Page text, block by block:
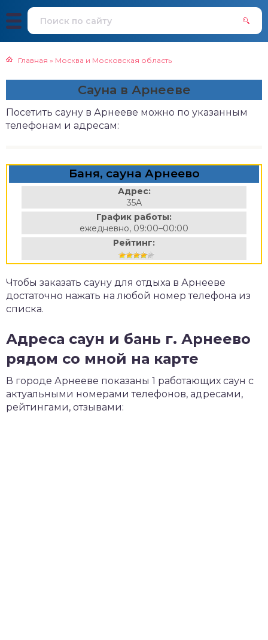
Главная » Москва и Московская область
Сауна в Арнееве
Посетить сауну в Арнееве можно по указанным
телефонам и адресам:
Баня, сауна Арнеево
Адрес:
35А
График работы:
ежедневно, 09:00–00:00
Рейтинг:
Чтобы заказать сауну для отдыха в Арнееве
достаточно нажать на любой номер телефона из
списка.
Адреса саун и бань г. Арнеево
рядом со мной на карте
В городе Арнееве показаны 1 работающих саун с
актуальными номерами телефонов, адресами,
рейтингами, отзывами: